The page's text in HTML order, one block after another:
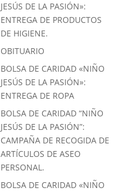
JESÚS DE LA PASIÓN»:
ENTREGA DE PRODUCTOS
DE HIGIENE.
OBITUARIO
BOLSA DE CARIDAD «NIÑO
JESÚS DE LA PASIÓN»:
ENTREGA DE ROPA
BOLSA DE CARIDAD “NIÑO
JESÚS DE LA PASIÓN”:
CAMPAÑA DE RECOGIDA DE
ARTÍCULOS DE ASEO
PERSONAL.
BOLSA DE CARIDAD «NIÑO